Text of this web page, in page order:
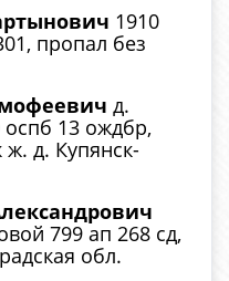
1910
пропал без
д.
13 ождбр,
ж. д. Купянск-
799 ап 268 сд,
обл.